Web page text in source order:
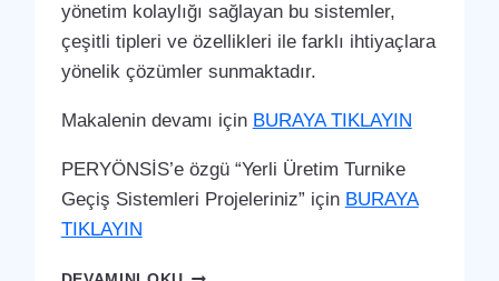
yönetim kolaylığı sağlayan bu sistemler,
çeşitli tipleri ve özellikleri ile farklı ihtiyaçlara
yönelik çözümler sunmaktadır.
Makalenin devamı için BURAYA TIKLAYIN
PERYÖNSİS’e özgü “Yerli Üretim Turnike
Geçiş Sistemleri Projeleriniz” için BURAYA
TIKLAYIN
BEŞIKTAŞ